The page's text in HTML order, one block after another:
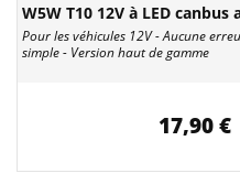
W5W T10 12V à LED
Pour les véhicules 12V - Aucune
simple - Version haut de gamme
17,90 €